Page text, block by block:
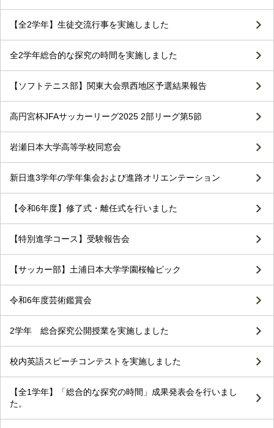
【全2学年】生徒交流行事を実施しました
全2学年総合的な探究の時間を実施しました
【ソフトテニス部】関東大会県西地区予選結果報告
高円宮杯JFAサッカーリーグ2025 2部リーグ第5節
岩瀬日本大学高等学校同窓会
新日進3学年の学年集会および進路オリエンテーション
【令和6年度】修了式・離任式を行いました
【特別進学コース】受験報告会
【サッカー部】土浦日本大学学園桜輪ピック
令和6年度芸術鑑賞会
2学年 総合探究公開授業を実施しました
校内英語スピーチコンテストを実施しました
【全1学年】「総合的な探究の時間」成果発表会を行いまし
た。